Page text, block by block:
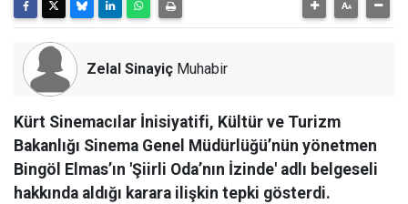
Zelal Sinayiç Muhabir
Kürt Sinemacılar İnisiyatifi, Kültür ve Turizm
Bakanlığı Sinema Genel Müdürlüğü’nün yönetmen
Bingöl Elmas’ın 'Şiirli Oda’nın İzinde' adlı belgeseli
hakkında aldığı karara ilişkin tepki gösterdi.